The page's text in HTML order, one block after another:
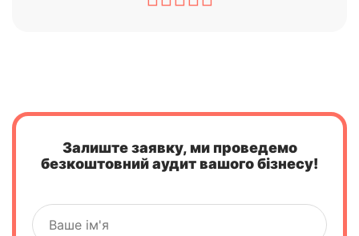
Залиште заявку, ми проведемо
безкоштовний аудит вашого бізнесу!